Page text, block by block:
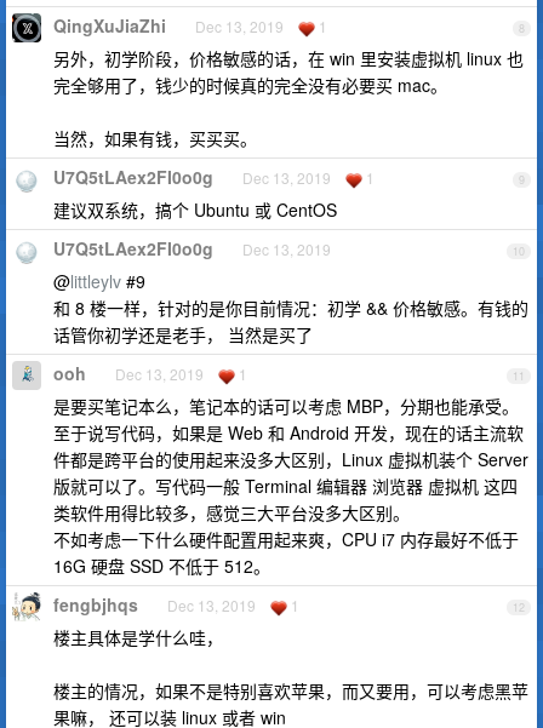
8
QingXuJiaZhi Dec 13, 2019 1
另外，初学阶段，价格敏感的话，在 win 里安装虚拟机 linux 也
完全够用了，钱少的时候真的完全没有必要买 mac。
当然，如果有钱，买买买。
9
U7Q5tLAex2FI0o0g Dec 13, 2019 1
建议双系统，搞个 Ubuntu 或 CentOS
10
U7Q5tLAex2FI0o0g Dec 13, 2019
@littleylv #9
和 8 楼一样，针对的是你目前情况：初学 && 价格敏感。有钱的
话管你初学还是老手， 当然是买了
11
ooh Dec 13, 2019 1
是要买笔记本么，笔记本的话可以考虑 MBP，分期也能承受。
至于说写代码，如果是 Web 和 Android 开发，现在的话主流软
件都是跨平台的使用起来没多大区别，Linux 虚拟机装个 Server
版就可以了。写代码一般 Terminal 编辑器 浏览器 虚拟机 这四
类软件用得比较多，感觉三大平台没多大区别。
不如考虑一下什么硬件配置用起来爽，CPU i7 内存最好不低于
16G 硬盘 SSD 不低于 512。
12
fengbjhqs Dec 13, 2019 1
楼主具体是学什么哇，
楼主的情况，如果不是特别喜欢苹果，而又要用，可以考虑黑苹
果嘛， 还可以装 linux 或者 win